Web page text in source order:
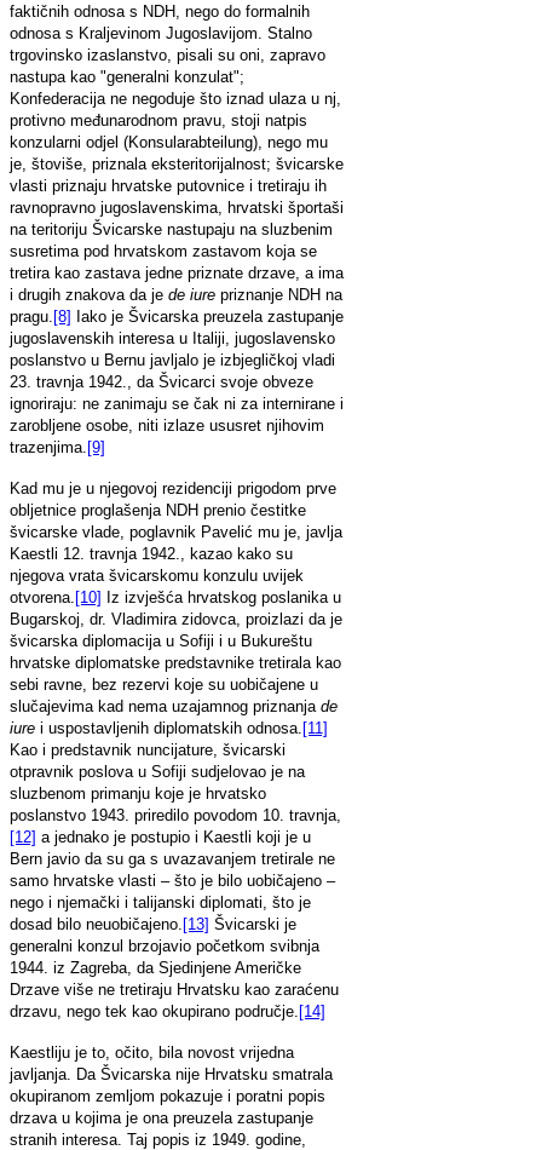
faktičnih odnosa s NDH, nego do formalnih
odnosa s Kraljevinom Jugoslavijom. Stalno
trgovinsko izaslanstvo, pisali su oni, zapravo
nastupa kao "generalni konzulat";
Konfederacija ne negoduje što iznad ulaza u nj,
protivno međunarodnom pravu, stoji natpis
konzularni odjel (Konsularabteilung), nego mu
je, štoviše, priznala eksteritorijalnost; švicarske
vlasti priznaju hrvatske putovnice i tretiraju ih
ravnopravno jugoslavenskima, hrvatski športaši
na teritoriju Švicarske nastupaju na sluzbenim
susretima pod hrvatskom zastavom koja se
tretira kao zastava jedne priznate drzave, a ima
i drugih znakova da je de iure priznanje NDH na
pragu. [8] Iako je Švicarska preuzela zastupanje
jugoslavenskih interesa u Italiji, jugoslavensko
poslanstvo u Bernu javljalo je izbjegličkoj vladi
23. travnja 1942., da Švicarci svoje obveze
ignoriraju: ne zanimaju se čak ni za internirane i
zarobljene osobe, niti izlaze ususret njihovim
trazenjima. [9]
Kad mu je u njegovoj rezidenciji prigodom prve
obljetnice proglašenja NDH prenio čestitke
švicarske vlade, poglavnik Pavelić mu je, javlja
Kaestli 12. travnja 1942., kazao kako su
njegova vrata švicarskomu konzulu uvijek
otvorena. [10] Iz izvješća hrvatskog poslanika u
Bugarskoj, dr. Vladimira zidovca, proizlazi da je
švicarska diplomacija u Sofiji i u Bukureštu
hrvatske diplomatske predstavnike tretirala kao
sebi ravne, bez rezervi koje su uobičajene u
slučajevima kad nema uzajamnog priznanja de
iure i uspostavljenih diplomatskih odnosa. [11]
Kao i predstavnik nuncijature, švicarski
otpravnik poslova u Sofiji sudjelovao je na
sluzbenom primanju koje je hrvatsko
poslanstvo 1943. priredilo povodom 10. travnja,
[12] a jednako je postupio i Kaestli koji je u
Bern javio da su ga s uvazavanjem tretirale ne
samo hrvatske vlasti – što je bilo uobičajeno –
nego i njemački i talijanski diplomati, što je
dosad bilo neuobičajeno. [13] Švicarski je
generalni konzul brzojavio početkom svibnja
1944. iz Zagreba, da Sjedinjene Američke
Drzave više ne tretiraju Hrvatsku kao zaraćenu
drzavu, nego tek kao okupirano područje. [14]
Kaestliju je to, očito, bila novost vrijedna
javljanja. Da Švicarska nije Hrvatsku smatrala
okupiranom zemljom pokazuje i poratni popis
drzava u kojima je ona preuzela zastupanje
stranih interesa. Taj popis iz 1949. godine,